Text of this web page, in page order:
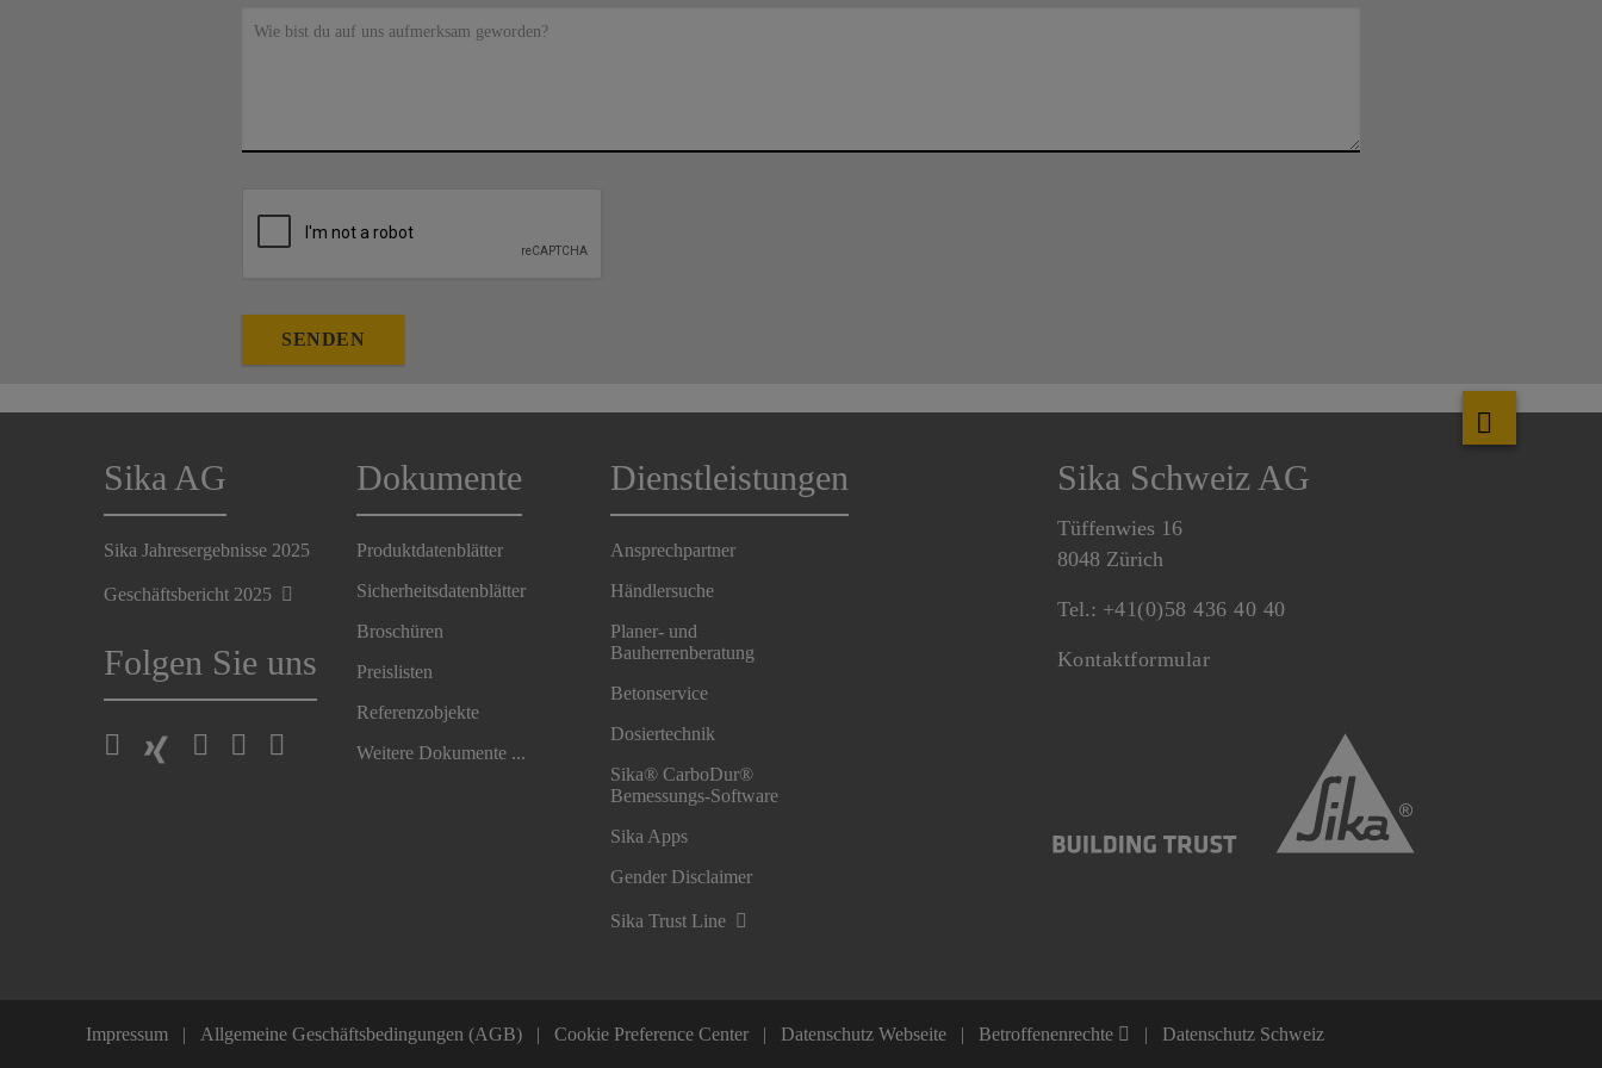
Wie bist du auf uns aufmerksam geworden?
SENDEN
Sika AG
Sika Jahresergebnisse 2025
Geschäftsbericht 2025
Folgen Sie uns
Dokumente
Produktdatenblätter
Sicherheitsdatenblätter
Broschüren
Preislisten
Referenzobjekte
Weitere Dokumente ...
Dienstleistungen
Ansprechpartner
Händlersuche
Planer- und
Bauherrenberatung
Betonservice
Dosiertechnik
Sika® CarboDur®
Bemessungs-Software
Sika Apps
Gender Disclaimer
Sika Trust Line
Sika Schweiz AG
Tüffenwies 16
8048 Zürich
Tel.: +41(0)58 436 40 40
Kontaktformular
Impressum Allgemeine Geschäftsbedingungen (AGB) Cookie Preference Center Datenschutz Webseite Betroffenenrechte Datenschutz Schweiz